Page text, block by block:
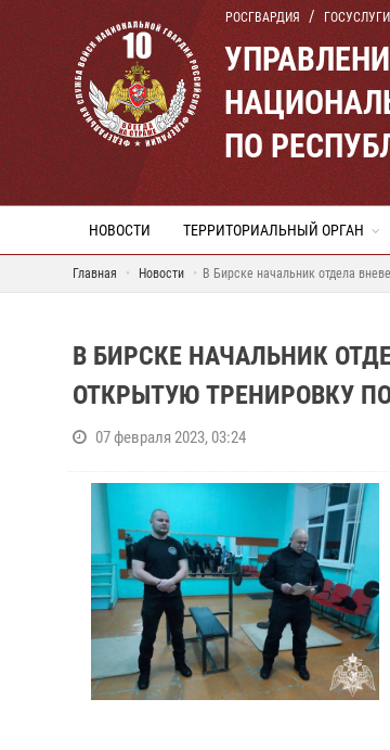
РОСГВАРДИЯ ГОСУСЛУГИ
ПО
НОВОСТИ ТЕРРИТОРИАЛЬНЫЙ ОРГАН
Главная Новости В Бирске начальник отдела
В БИРСКЕ НАЧАЛЬНИК
ОТКРЫТУЮ ТРЕНИРОВКУ
07 февраля 2023, 03:24